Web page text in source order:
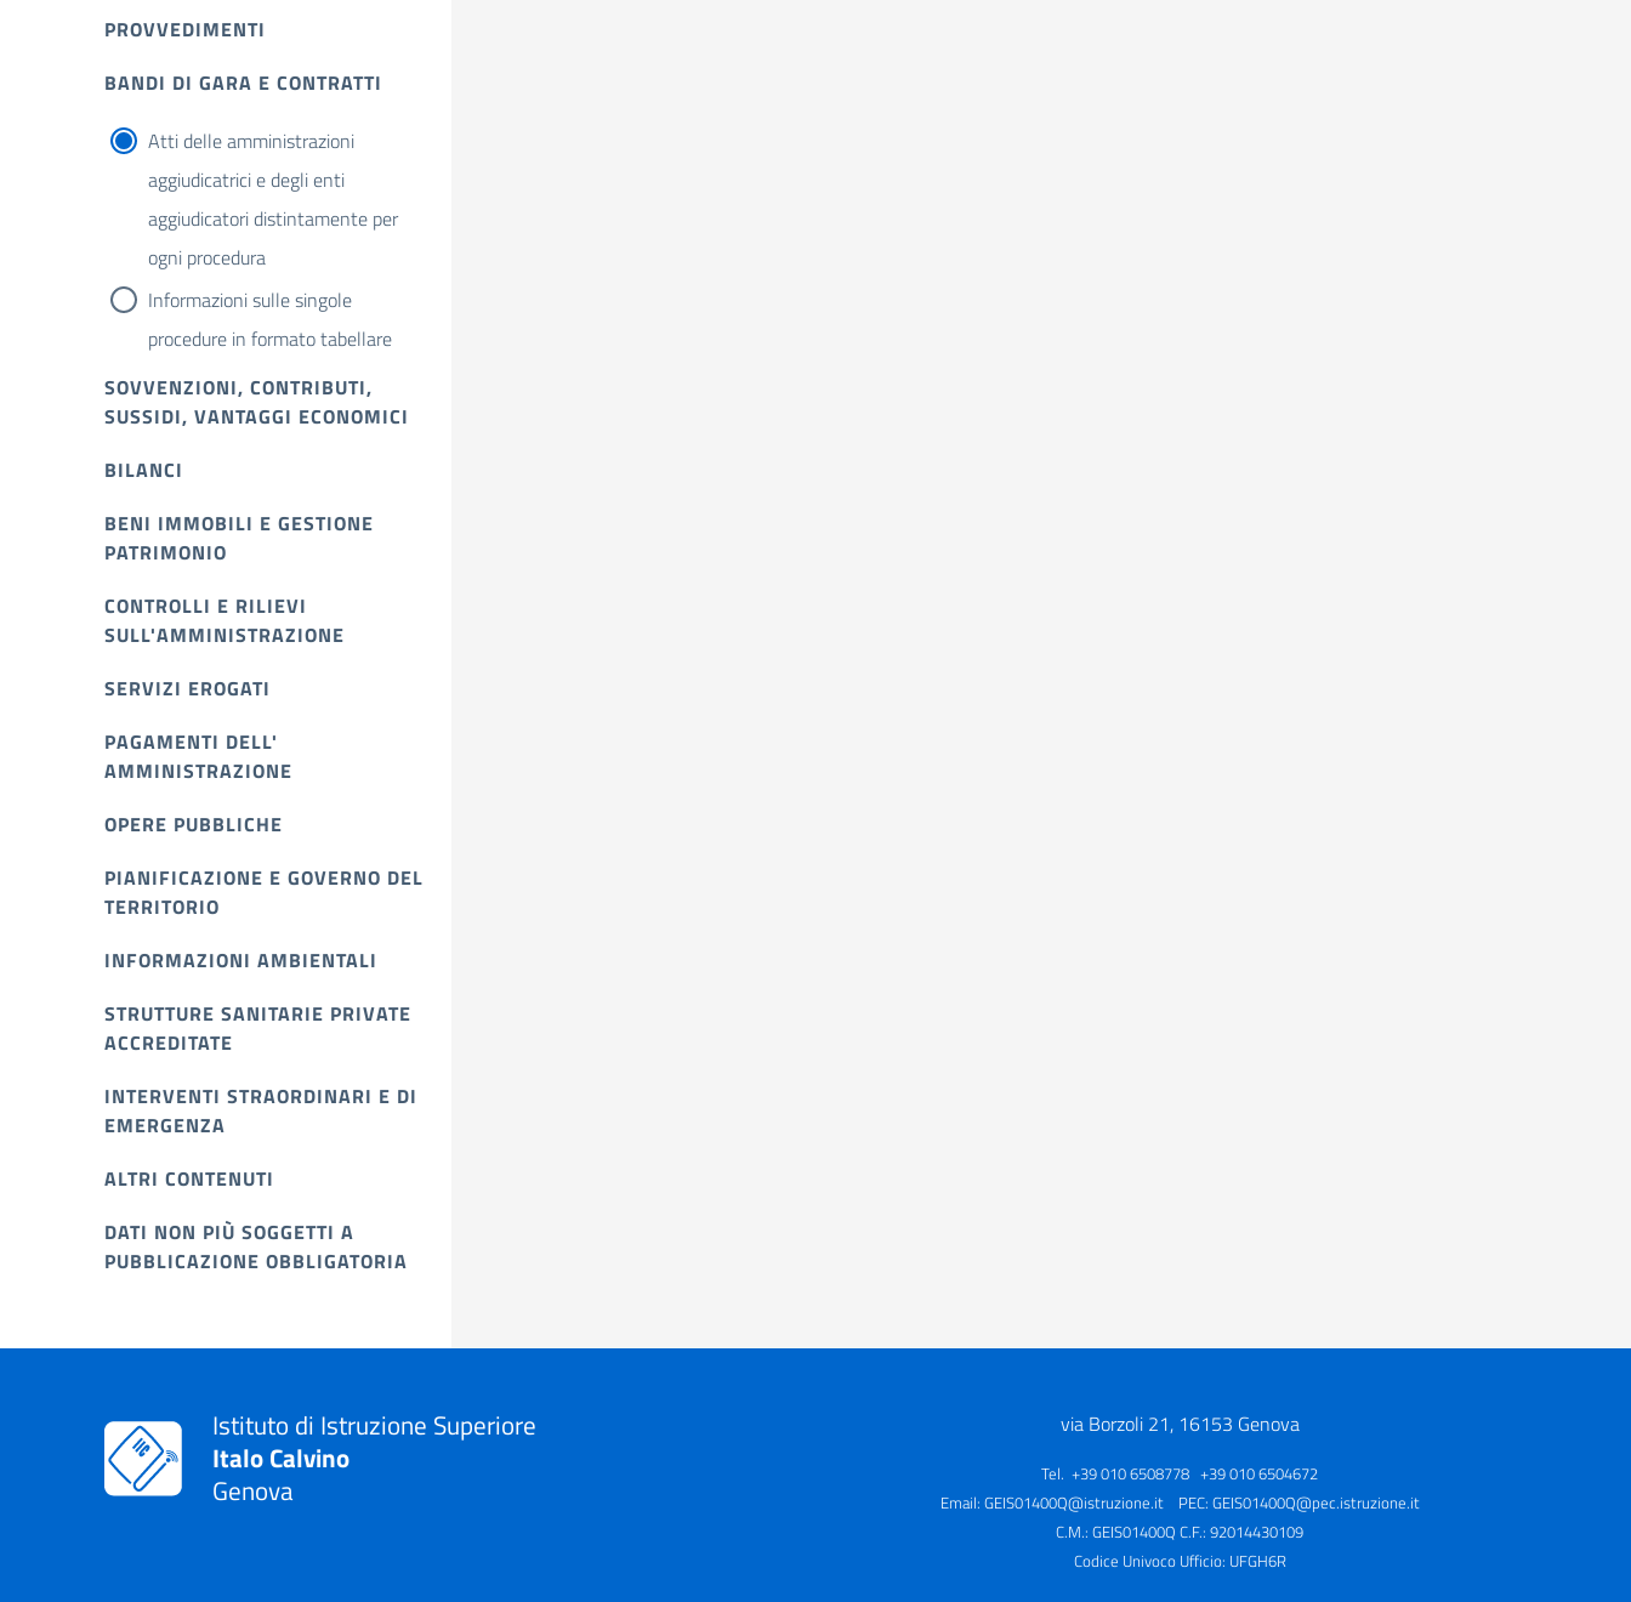
PROVVEDIMENTI
BANDI DI GARA E CONTRATTI
Atti delle amministrazioni
aggiudicatrici e degli enti
aggiudicatori distintamente per
ogni procedura
Informazioni sulle singole
procedure in formato tabellare
SOVVENZIONI, CONTRIBUTI,
SUSSIDI, VANTAGGI ECONOMICI
BILANCI
BENI IMMOBILI E GESTIONE
PATRIMONIO
CONTROLLI E RILIEVI
SULL'AMMINISTRAZIONE
SERVIZI EROGATI
PAGAMENTI DELL'
AMMINISTRAZIONE
OPERE PUBBLICHE
PIANIFICAZIONE E GOVERNO DEL
TERRITORIO
INFORMAZIONI AMBIENTALI
STRUTTURE SANITARIE PRIVATE
ACCREDITATE
INTERVENTI STRAORDINARI E DI
EMERGENZA
ALTRI CONTENUTI
DATI NON PIÙ SOGGETTI A
PUBBLICAZIONE OBBLIGATORIA
Istituto di Istruzione Superiore
Italo Calvino
Genova
via Borzoli 21, 16153 Genova
Tel. +39 010 6508778 +39 010 6504672
Email: GEIS01400Q@istruzione.itPEC: GEIS01400Q@pec.istruzione.it
C.M.: GEIS01400Q C.F.: 92014430109
Codice Univoco Ufficio: UFGH6R